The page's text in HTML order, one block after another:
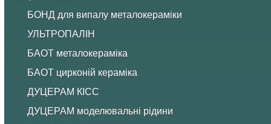
БОНД для випалу металокераміки
УЛЬТРОПАЛІН
БАОТ металокераміка
БАОТ цирконій кераміка
ДУЦЕРАМ КІСС
ДУЦЕРАМ моделювальні рідини